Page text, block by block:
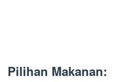
Pilihan Makanan: